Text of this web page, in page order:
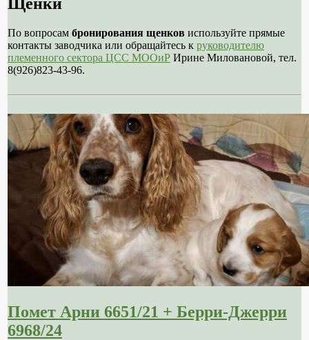
По вопросам бронирования щенков используйте прямые
контакты заводчика или обращайтесь к руководителю
племенного сектора ЦСС МООиР Ирине Миловановой, тел.
8(926)823-43-96.
Помет Арни 6651/21 + Берри-Джерри
6968/24